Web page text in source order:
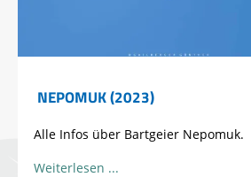
NEPOMUK (2023)
Alle Infos über Bartgeier Nepomuk.
Weiterlesen